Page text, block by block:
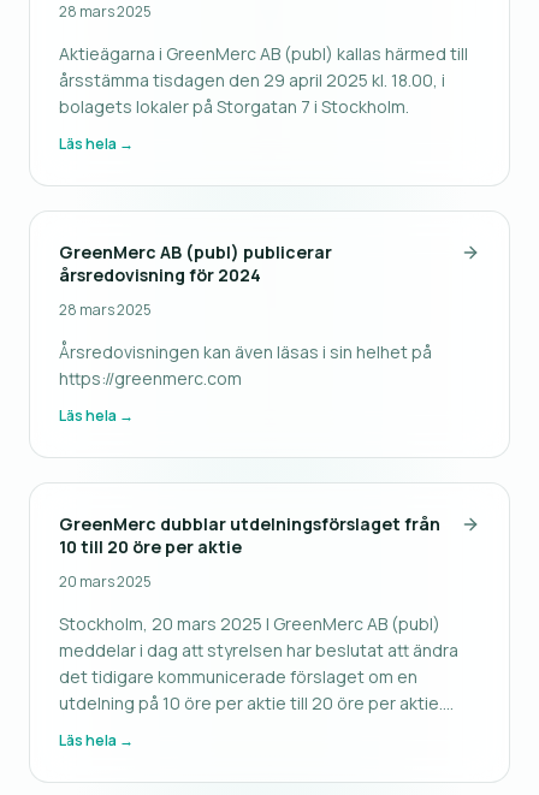
28 mars 2025
Aktieägarna i GreenMerc AB (publ) kallas härmed till
årsstämma tisdagen den 29 april 2025 kl. 18.00, i
bolagets lokaler på Storgatan 7 i Stockholm.
Läs hela →
GreenMerc AB (publ) publicerar
årsredovisning för 2024
28 mars 2025
Årsredovisningen kan även läsas i sin helhet på
https://greenmerc.com
Läs hela →
GreenMerc dubblar utdelningsförslaget från
10 till 20 öre per aktie
20 mars 2025
Stockholm, 20 mars 2025 | GreenMerc AB (publ)
meddelar i dag att styrelsen har beslutat att ändra
det tidigare kommunicerade förslaget om en
utdelning på 10 öre per aktie till 20 öre per aktie.
Bakgrunden till beslutet är att den lista där bolaget
enligt det ursprungliga
Läs hela →